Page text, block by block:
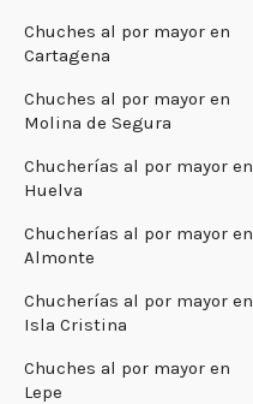
Chuches al por mayor en
Cartagena
Chuches al por mayor en
Molina de Segura
Chucherías al por mayor en
Huelva
Chucherías al por mayor en
Almonte
Chucherías al por mayor en
Isla Cristina
Chuches al por mayor en
Lepe